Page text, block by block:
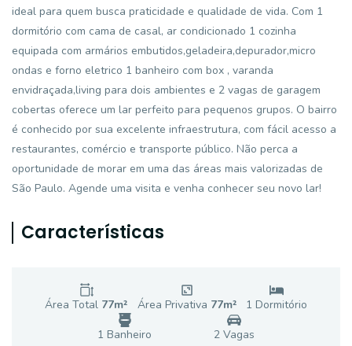
ideal para quem busca praticidade e qualidade de vida. Com 1
dormitório com cama de casal, ar condicionado 1 cozinha
equipada com armários embutidos,geladeira,depurador,micro
ondas e forno eletrico 1 banheiro com box , varanda
envidraçada,living para dois ambientes e 2 vagas de garagem
cobertas oferece um lar perfeito para pequenos grupos. O bairro
é conhecido por sua excelente infraestrutura, com fácil acesso a
restaurantes, comércio e transporte público. Não perca a
oportunidade de morar em uma das áreas mais valorizadas de
São Paulo. Agende uma visita e venha conhecer seu novo lar!
Características
Área Total 77m² Área Privativa 77m² 1 Dormitório
1 Banheiro 2 Vagas